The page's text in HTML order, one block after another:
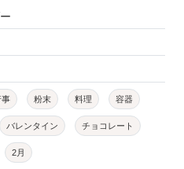
事 粉末 料理 容器
バレンタイン チョコレート
2月